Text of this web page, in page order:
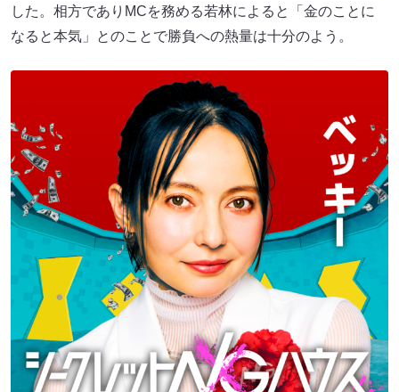
した。相方でありMCを務める若林によると「金のことに
なると本気」とのことで勝負への熱量は十分のよう。